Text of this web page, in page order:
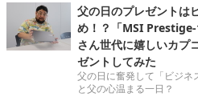
父の日のプレゼントは
め！？「MSI
さん世代に嬉しいカプ
ゼントしてみた
父の日に奮発して「ビジネ
と父の心温まる一日？